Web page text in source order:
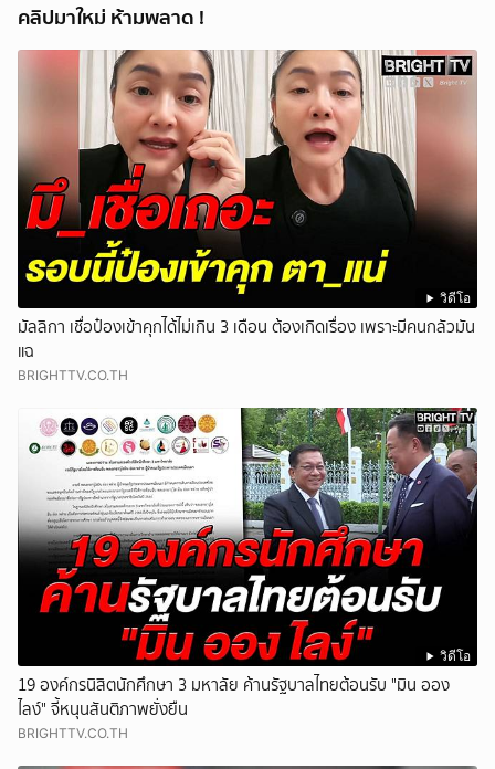
คลิปมาใหม่ ห้ามพลาด !
วิดีโอ
มัลลิกา เชื่อป๋องเข้าคุกได้ไม่เกิน 3 เดือน ต้องเกิดเรื่อง เพราะมีคนกลัวมัน
แฉ
BRIGHTTV.CO.TH
วิดีโอ
19 องค์กรนิสิตนักศึกษา 3 มหาลัย ค้านรัฐบาลไทยต้อนรับ "มิน ออง
ไลง์" จี้หนุนสันติภาพยั่งยืน
BRIGHTTV.CO.TH